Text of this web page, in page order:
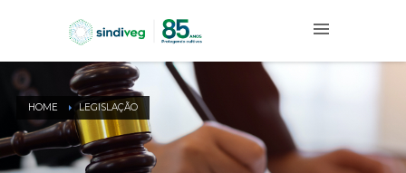
HOME LEGISLAÇÃO